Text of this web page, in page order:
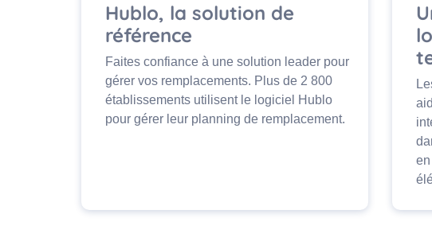
Hublo, la solution de
référence
Faites confiance à une solution leader pour
gérer vos remplacements. Plus de 2 800
établissements utilisent le logiciel Hublo
pour gérer leur planning de remplacement.